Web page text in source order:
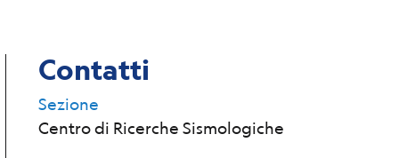
Contatti
Sezione
Centro di Ricerche Sismologiche